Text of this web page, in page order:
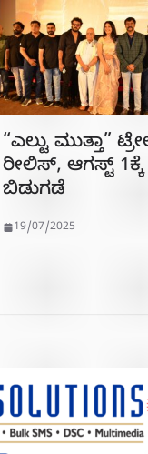
“ಎಲ್ಟು ಮುತ್ತಾ”
ರೀಲಿಸ್, ಆಗಸ್ಟ್ 1ಕ್ಕೆ
ಬಿಡುಗಡೆ
19/07/2025